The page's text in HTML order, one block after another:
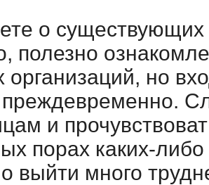
о существующих
полезно
организаций, но
и
порах каких-
выйти много